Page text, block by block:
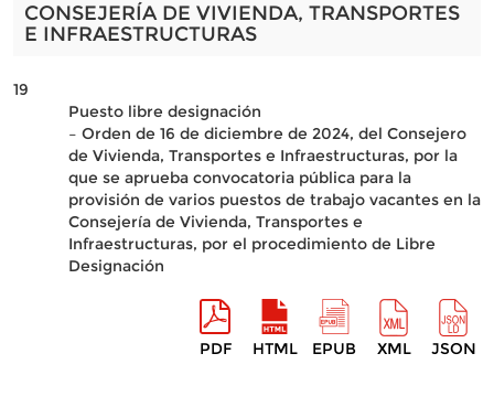
CONSEJERÍA DE VIVIENDA, TRANSPORTES
E INFRAESTRUCTURAS
19
Puesto libre designación
– Orden de 16 de diciembre de 2024, del Consejero
de Vivienda, Transportes e Infraestructuras, por la
que se aprueba convocatoria pública para la
provisión de varios puestos de trabajo vacantes en la
Consejería de Vivienda, Transportes e
Infraestructuras, por el procedimiento de Libre
Designación
PDF HTML EPUB XML JSON